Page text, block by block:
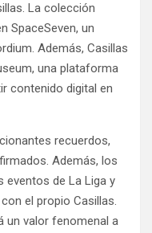
La colección
SpaceSeven, un
Además, Casillas
una plataforma
contenido digital en
recuerdos,
Además, los
eventos de La Liga y
el propio Casillas.
un valor fenomenal a